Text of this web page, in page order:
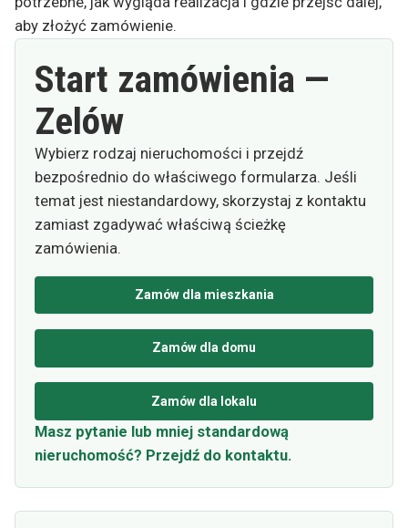
aby złożyć zamówienie.
Start zamówienia —
Zelów
Wybierz rodzaj nieruchomości i przejdź
bezpośrednio do właściwego formularza. Jeśli
temat jest niestandardowy, skorzystaj z kontaktu
zamiast zgadywać właściwą ścieżkę
zamówienia.
Zamów dla mieszkania
Zamów dla domu
Zamów dla lokalu
Masz pytanie lub mniej standardową
nieruchomość? Przejdź do kontaktu.